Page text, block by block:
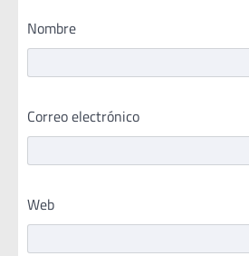
Nombre
Correo electrónico
Web